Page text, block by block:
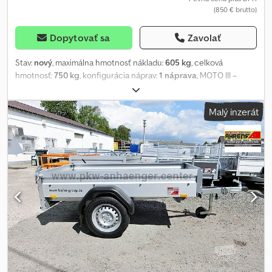
(850 € brutto)
Dopytovať sa Zavolať
Stav: nový, maximálna hmotnosť nákladu:605 kg, celková
hmotnosť:750 kg, konfigurácia náprav:1 náprava, MOTO III –
príves pre motocykle Technické údaje: * Typ prívesu: Moto III *
Celková hmotnosť: 750 kg * Užitočné zaťaženie: 605 kg *
Vnútorné rozmery: D: 210 cm, Š: 122 cm * Vonkajšie rozmery: D: 301
cm, Š: 160 cm, V: 95 cm * Výška ložnej plochy: cca 53 cm * Podlaha:
3 pozdĺžne koľajnice pre motocykle s madlami + 1 nakladacia
rampa * Upevňovacie body: Upevňovacie madlá na ráme * Rám:
oceľový, zváraný, povrchová úprava žiarovým zinkovaním *
Elektrická inštalácia: 7-pólová, 12 V * Pneumatiky: 155/70R13 *
Výrobca nápravy: AL-KO alebo KNOTT * Počet náprav: 1 * Náprava
bez bŕzd Schválenie pre rýchlosť 100 km/h je možné iba v prípade,
že minimálna hmotnosť ťahača je 2500 kg! !!! Cena platí do
vyčerpania zásob !!! + poplatok za osvedčenie o zhode / COC
49,99 € Všetky ceny vrátane DPH. Navštívte nás aj na:
=.=.=.=.=.=.=.=.=.=.=.=.=.=.=.=.=.=.=.=.=.=.=.=.=.=.=.=.=.=.=.=. =.=.=.=.=.=.=
Tu si tiež môžete po dohode objednať príves a príslušenstvo
Malý inzerát